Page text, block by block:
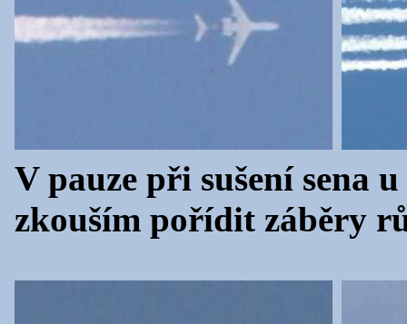
V pauze při sušení sena
zkouším pořídit záběry